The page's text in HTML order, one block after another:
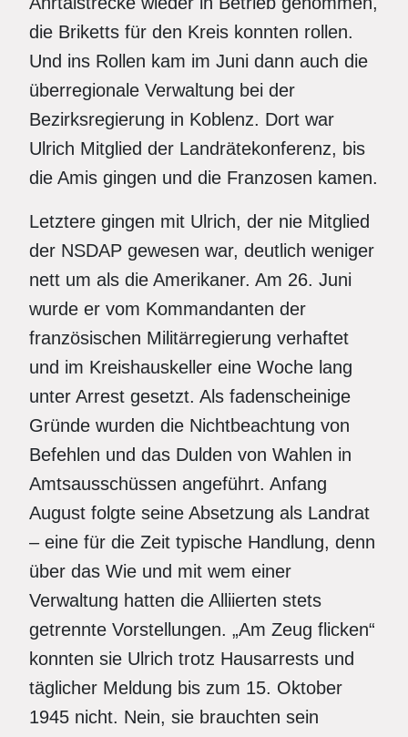
die Briketts für den Kreis konnten rollen.
Und ins Rollen kam im Juni dann auch die
überregionale Verwaltung bei der
Bezirksregierung in Koblenz. Dort war
Ulrich Mitglied der Landrätekonferenz, bis
die Amis gingen und die Franzosen kamen.
Letztere gingen mit Ulrich, der nie Mitglied
der NSDAP gewesen war, deutlich weniger
nett um als die Amerikaner. Am 26. Juni
wurde er vom Kommandanten der
französischen Militärregierung verhaftet
und im Kreishauskeller eine Woche lang
unter Arrest gesetzt. Als fadenscheinige
Gründe wurden die Nichtbeachtung von
Befehlen und das Dulden von Wahlen in
Amtsausschüssen angeführt. Anfang
August folgte seine Absetzung als Landrat
– eine für die Zeit typische Handlung, denn
über das Wie und mit wem einer
Verwaltung hatten die Alliierten stets
getrennte Vorstellungen. „Am Zeug flicken“
konnten sie Ulrich trotz Hausarrests und
täglicher Meldung bis zum 15. Oktober
1945 nicht. Nein, sie brauchten sein